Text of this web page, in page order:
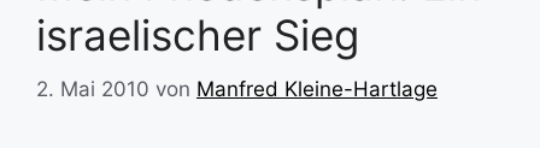
israelischer Sieg
2. Mai 2010 von Manfred Kleine-Hartlage